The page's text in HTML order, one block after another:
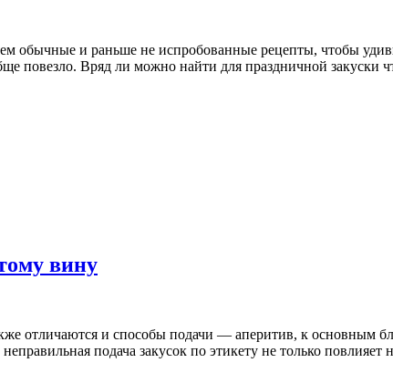
обычные и раньше не испробованные рецепты, чтобы
повезло. Вряд ли можно найти для праздничной закуски
вину
отличаются и способы подачи — аперитив, к основным
подача закусок по этикету не только повлияет